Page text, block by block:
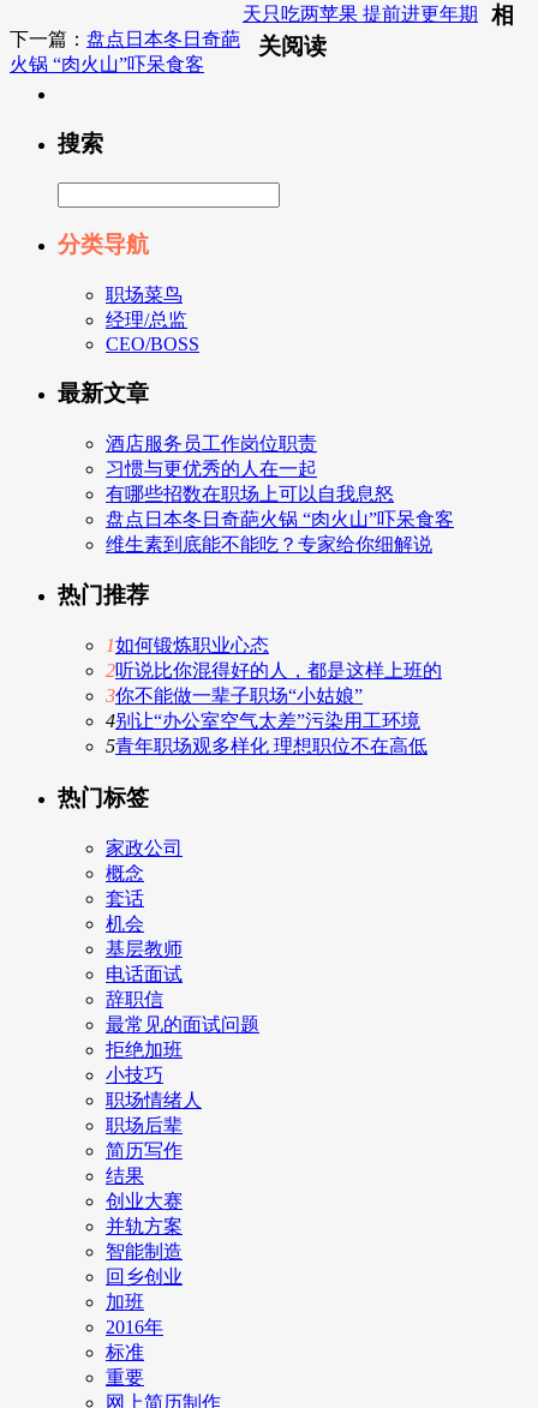
天只吃两苹果 提前进更年期
下一篇： 盘点日本冬日奇葩
火锅 “肉火山”吓呆食客
相
关阅读
搜索
分类导航
职场菜鸟
经理/总监
CEO/BOSS
最新文章
酒店服务员工作岗位职责
习惯与更优秀的人在一起
有哪些招数在职场上可以自我息怒
盘点日本冬日奇葩火锅 “肉火山”吓呆食客
维生素到底能不能吃？专家给你细解说
热门推荐
1如何锻炼职业心态
2听说比你混得好的人，都是这样上班的
3你不能做一辈子职场“小姑娘”
4别让“办公室空气太差”污染用工环境
5青年职场观多样化 理想职位不在高低
热门标签
家政公司
概念
套话
机会
基层教师
电话面试
辞职信
最常见的面试问题
拒绝加班
小技巧
职场情绪人
职场后辈
简历写作
结果
创业大赛
并轨方案
智能制造
回乡创业
加班
2016年
标准
重要
网上简历制作